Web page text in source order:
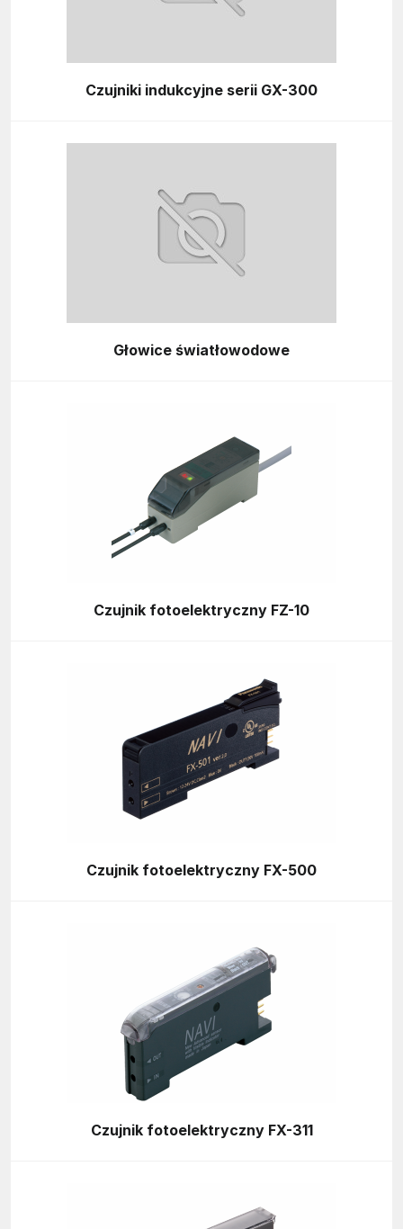
Czujniki indukcyjne serii GX-300
Głowice światłowodowe
Czujnik fotoelektryczny FZ-10
Czujnik fotoelektryczny FX-500
Czujnik fotoelektryczny FX-311